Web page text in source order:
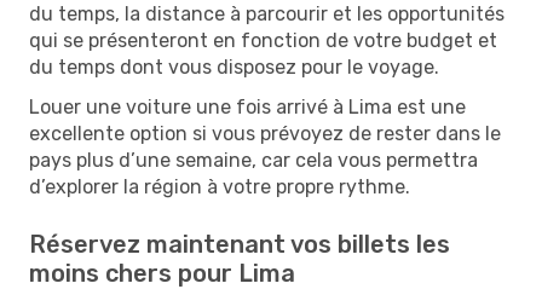
du temps, la distance à parcourir et les opportunités
qui se présenteront en fonction de votre budget et
du temps dont vous disposez pour le voyage.
Louer une voiture une fois arrivé à Lima est une
excellente option si vous prévoyez de rester dans le
pays plus d’une semaine, car cela vous permettra
d’explorer la région à votre propre rythme.
Réservez maintenant vos billets les
moins chers pour Lima